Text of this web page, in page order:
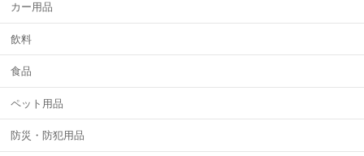
カー用品
飲料
食品
ペット用品
防災・防犯用品